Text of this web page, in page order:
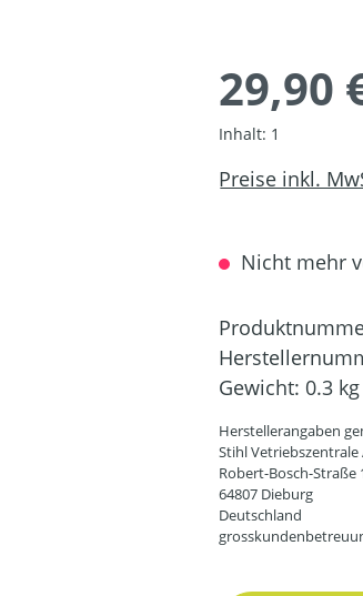
29,90
Inhalt: 1
Preise inkl.
Nicht mehr
Gewicht: 0.3 kg
Herstellerangaben
Stihl Vetriebszentrale
Robert-Bosch-Straße
64807 Dieburg
Deutschland